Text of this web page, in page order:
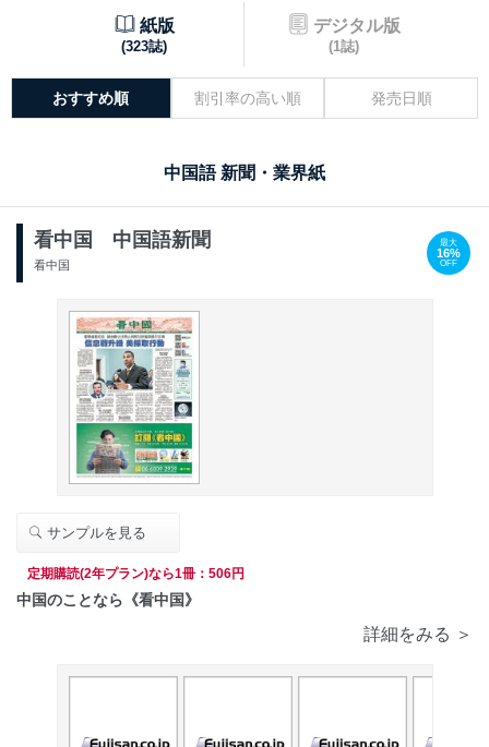
紙版
(323誌)
デジタル版
(1誌)
おすすめ順 割引率の高い順 発売日順
中国語 新聞・業界紙
看中国 中国語新聞
看中国
最大
16%
OFF
サンプルを見る
定期購読(2年プラン)なら1冊：506円
中国のことなら《看中国》
詳細をみる ＞